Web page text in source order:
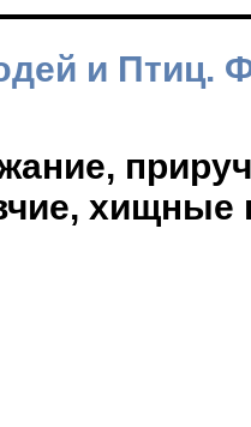
и Птиц.
хищные